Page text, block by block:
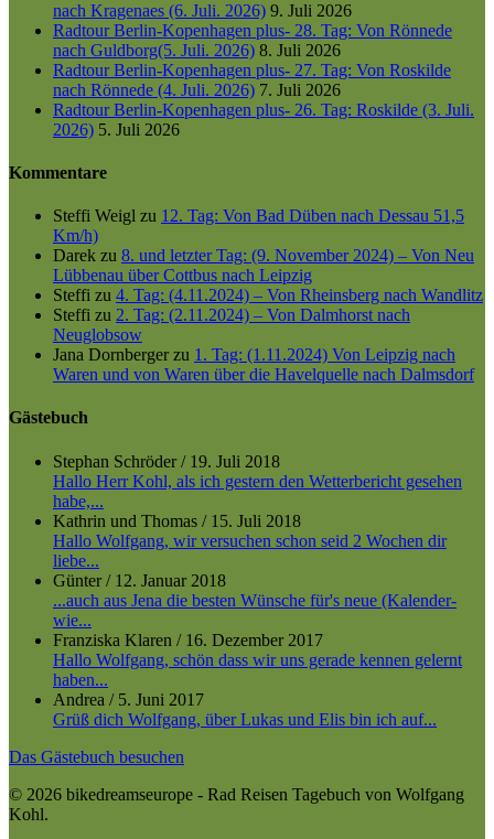
nach Kragenaes (6. Juli. 2026) 9. Juli 2026
Radtour Berlin-Kopenhagen plus- 28. Tag: Von Rönnede
nach Guldborg(5. Juli. 2026) 8. Juli 2026
Radtour Berlin-Kopenhagen plus- 27. Tag: Von Roskilde
nach Rönnede (4. Juli. 2026) 7. Juli 2026
Radtour Berlin-Kopenhagen plus- 26. Tag: Roskilde (3. Juli.
2026) 5. Juli 2026
Kommentare
Steffi Weigl zu 12. Tag: Von Bad Düben nach Dessau 51,5
Km/h)
Darek zu 8. und letzter Tag: (9. November 2024) – Von Neu
Lübbenau über Cottbus nach Leipzig
Steffi zu 4. Tag: (4.11.2024) – Von Rheinsberg nach Wandlitz
Steffi zu 2. Tag: (2.11.2024) – Von Dalmhorst nach
Neuglobsow
Jana Dornbergerzu 1. Tag: (1.11.2024) Von Leipzig nach
Waren und von Waren über die Havelquelle nach Dalmsdorf
Gästebuch
Stephan Schröder/ 19. Juli 2018
Hallo Herr Kohl, als ich gestern den Wetterbericht gesehen
habe,...
Kathrin und Thomas / 15. Juli 2018
Hallo Wolfgang, wir versuchen schon seid 2 Wochen dir
liebe...
Günter/ 12. Januar 2018
...auch aus Jena die besten Wünsche für's neue (Kalender-
wie...
Franziska Klaren / 16. Dezember 2017
Hallo Wolfgang, schön dass wir uns gerade kennen gelernt
haben...
Andrea / 5. Juni 2017
Grüß dich Wolfgang, über Lukas und Elis bin ich auf...
Das Gästebuch besuchen
© 2026 bikedreamseurope - Rad Reisen Tagebuch von Wolfgang
Kohl.